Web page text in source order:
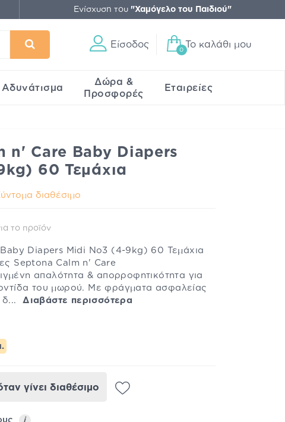
Ενίσχυση του "Χαμόγελο του Παιδιού"
Είσοδος
0
Το καλάθι μου
Αδυνάτισμα
Δώρα &
Προσφορές
Εταιρείες
n' Care Baby Diapers
60 Τεμάχια
διαθέσιμο
το προϊόν
Diapers Midi No3 (4-9kg) 60 Τεμάχια
Septona Calm n' Care
απαλότητα & απορροφητικότητα για
του μωρού. Με φράγματα ασφαλείας
δ...Διαβάστε περισσότερα
γίνει διαθέσιμο
i